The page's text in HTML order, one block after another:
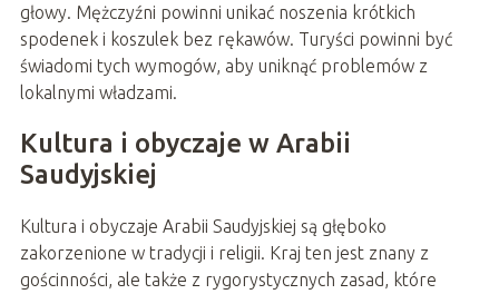
głowy. Mężczyźni powinni unikać noszenia krótkich
spodenek i koszulek bez rękawów. Turyści powinni być
świadomi tych wymogów, aby uniknąć problemów z
lokalnymi władzami.
Kultura i obyczaje w Arabii
Saudyjskiej
Kultura i obyczaje Arabii Saudyjskiej są głęboko
zakorzenione w tradycji i religii. Kraj ten jest znany z
gościnności, ale także z rygorystycznych zasad, które